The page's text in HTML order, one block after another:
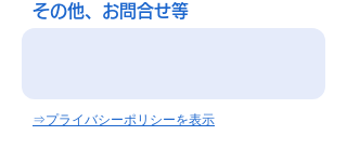
その他、お問合せ等
⇒プライバシーポリシーを表示